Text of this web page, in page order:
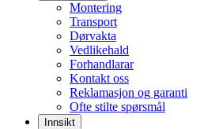
Montering
Transport
Dørvakta
Vedlikehald
Forhandlarar
Kontakt oss
Reklamasjon og garanti
Ofte stilte spørsmål
Innsikt